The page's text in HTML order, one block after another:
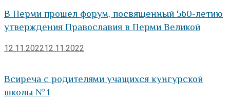
В Перми прошел форум, посвященный 560-летию
утверждения Православия в Перми Великой
12.11.202212.11.2022
Всиреча с родителями учащихся кунгурской
школы № 1